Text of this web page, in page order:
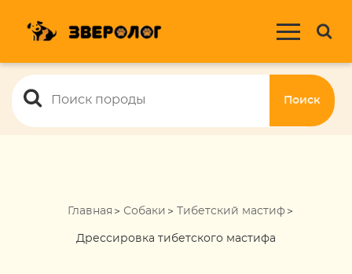
Поиск
Главная Собаки Тибетский мастиф
Дрессировка тибетского мастифа